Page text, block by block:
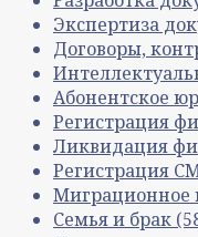
Экспертиза
Договоры,
Абонентское
Регистрация
Ликвидация
Регистрация
Миграционное
Семья и брак